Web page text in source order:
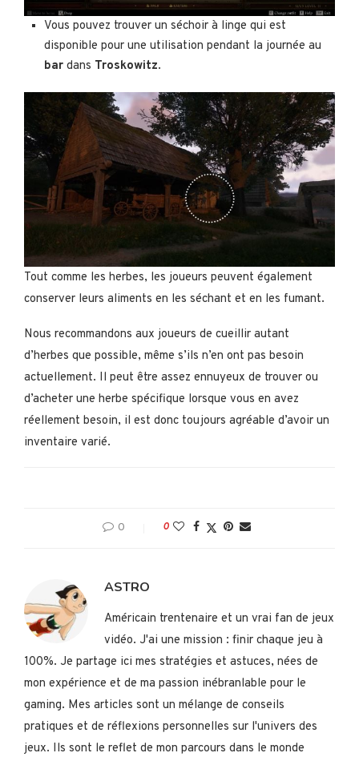
Vous pouvez trouver un séchoir à linge qui est
disponible pour une utilisation pendant la journée au
bar dans Troskowitz.
Tout comme les herbes, les joueurs peuvent également
conserver leurs aliments en les séchant et en les fumant.
Nous recommandons aux joueurs de cueillir autant
d’herbes que possible, même s’ils n’en ont pas besoin
actuellement. Il peut être assez ennuyeux de trouver ou
d’acheter une herbe spécifique lorsque vous en avez
réellement besoin, il est donc toujours agréable d’avoir un
inventaire varié.
0 0
ASTRO
Américain trentenaire et un vrai fan de jeux
vidéo. J'ai une mission : finir chaque jeu à
100%. Je partage ici mes stratégies et astuces, nées de
mon expérience et de ma passion inébranlable pour le
gaming. Mes articles sont un mélange de conseils
pratiques et de réflexions personnelles sur l'univers des
jeux. Ils sont le reflet de mon parcours dans le monde